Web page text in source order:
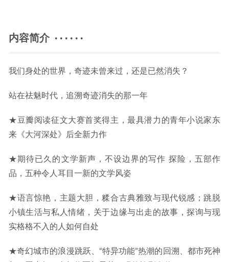
内容简介 · · · · · ·
我们身处的世界，奇迹未曾来过，还是已然消失？
站在祛魅时代，追溯奇迹消失的那一年
★豆瓣阅读征文大赛首奖得主，最具潜力的青年小说家东
来《大河深处》后全新力作
★期待已久的文学新声，不设边界的写作 探险，五部作
品，五种令人耳目一新的文学风姿
★语言惊艳，主题大胆，糅合古典雅致与现代锐感；跳脱
小镇生活与私人情绪，关于边缘与出走的故事，探询与现
实格格不入的人如何自处
★奇幻城市的浪漫跳跃、“特异功能”热潮的回溯、都市死神